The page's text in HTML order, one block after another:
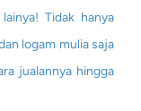
Tidak hanya
logam mulia saja
jualannya hingga